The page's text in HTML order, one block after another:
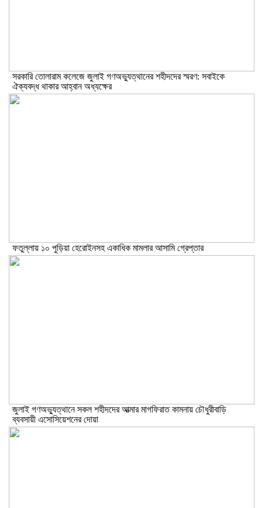
সরকারি তোলারাম কলেজে জুলাই গণঅভ্যুত্থানের শহীদদের স্মরণ: সবাইকে
ঐক্যবদ্ধ থাকার আহ্বান অধ্যক্ষের
ফতুল্লায় ১০ পুড়িয়া হেরোইনসহ একাধিক মামলার আসামি গ্রেপ্তার
জুলাই গণঅভ্যুত্থানে সকল শহীদদের আত্মার মাগফিরাত কামনায় চৌধুরীবাড়ি
ব্যবসায়ী এসোসিয়েশনের দোয়া